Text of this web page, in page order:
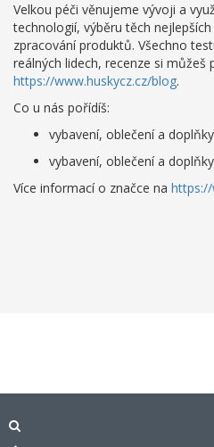
Velkou péči věnujeme vývoji a
technologií, výběru těch
zpracování produktů. Všechno
reálných lidech, recenze si
https://www.huskycz.cz/blog.
Co u nás pořídíš:
vybavení, oblečení a
vybavení, oblečení a
Více informací o značce na https://